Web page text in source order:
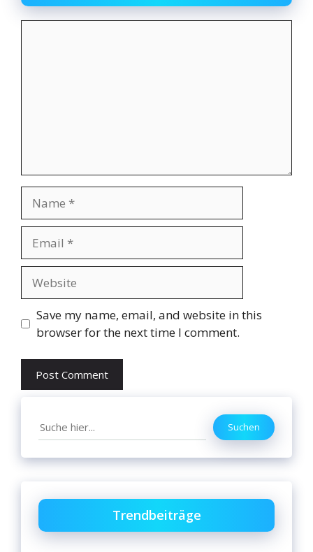
Save my name, email, and website in this
browser for the next time I comment.
Search Suchen
Trendbeiträge